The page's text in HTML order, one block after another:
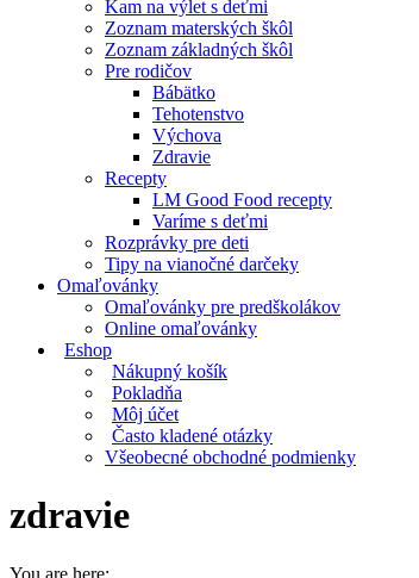
Kam na výlet s deťmi
Zoznam materských škôl
Zoznam základných škôl
Pre rodičov
Bábätko
Tehotenstvo
Výchova
Zdravie
Recepty
LM Good Food recepty
Varíme s deťmi
Rozprávky pre deti
Tipy na vianočné darčeky
Omaľovánky
Omaľovánky pre predškolákov
Online omaľovánky
Eshop
Nákupný košík
Pokladňa
Môj účet
Často kladené otázky
Všeobecné obchodné podmienky
zdravie
You are here: